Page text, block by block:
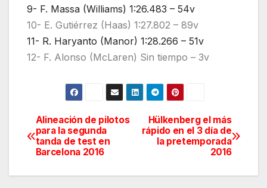
9- F. Massa (Williams) 1:26.483 – 54v
10- E. Gutiérrez (Haas) 1:27.802 – 89v
11- R. Haryanto (Manor) 1:28.266 – 51v
12- F. Alonso (McLaren) Sin tiempo – 3v
Navegación
de
entradas
Hülkenberg el más
rápido en el 3 día de
la pretemporada
2016
Alineación de pilotos
para la segunda
tanda de test en
Barcelona 2016